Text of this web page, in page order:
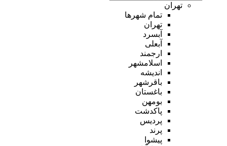
تهران
تمام شهر‌ها
تهران
آبسرد
آبعلی
ارجمند
اسلامشهر
اندیشه
باقرشهر
باغستان
بومهن
پاکدشت
پردیس
پرند
پیشوا